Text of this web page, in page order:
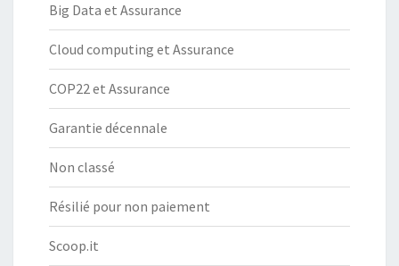
Big Data et Assurance
Cloud computing et Assurance
COP22 et Assurance
Garantie décennale
Non classé
Résilié pour non paiement
Scoop.it